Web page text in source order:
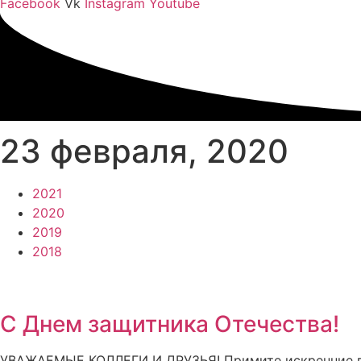
Facebook Vk Instagram Youtube
23 февраля, 2020
2021
2020
2019
2018
C Днем защитника Отечества!